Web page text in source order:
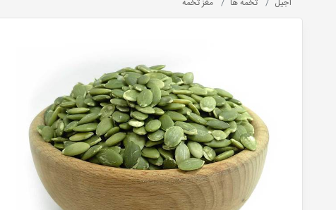
آجیل تخمه ها مغز تخمه